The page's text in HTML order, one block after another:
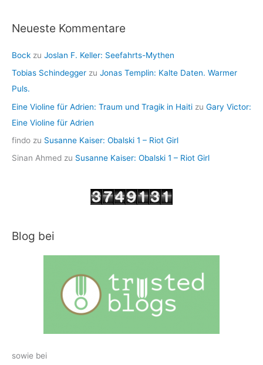
Neueste Kommentare
Bock zu Joslan F. Keller: Seefahrts-Mythen
Tobias Schindegger zu Jonas Templin: Kalte Daten. Warmer
Puls.
Eine Violine für Adrien: Traum und Tragik in Haiti zu Gary Victor:
Eine Violine für Adrien
findo zu Susanne Kaiser: Obalski 1 – Riot Girl
Sinan Ahmed zu Susanne Kaiser: Obalski 1 – Riot Girl
Blog bei
sowie bei